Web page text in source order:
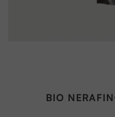
BIO